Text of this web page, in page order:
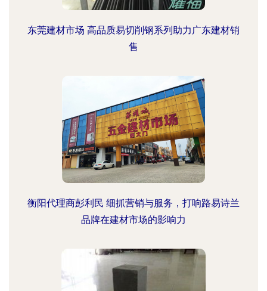
东莞建材市场 高品质易切削钢系列助力广东建材销
售
衡阳代理商彭利民 细抓营销与服务，打响路易诗兰
品牌在建材市场的影响力